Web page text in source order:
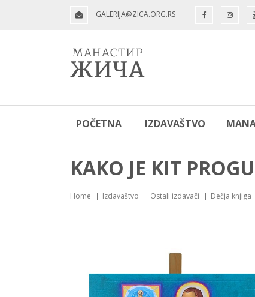
GALERIJA@ZICA.ORG.RS
POČETNA IZDAVAŠTVO
KAKO JE KIT
Home Izdavaštvo Ostali izdavači Dečja knjiga